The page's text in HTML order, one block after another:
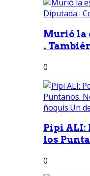
Murió la
.
0
Pipi ALI:
los
0